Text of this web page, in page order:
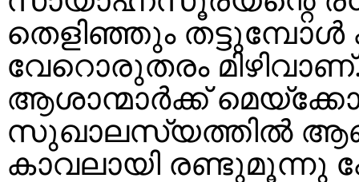
തെളിഞ്ഞും തട്ടുമ്പോൾ
വേറൊരുതരം
ആശാന്മാർക്ക്
സുഖാലസ്യത്തിൽ
കാവലായി രണ്ടുമൂന്നു